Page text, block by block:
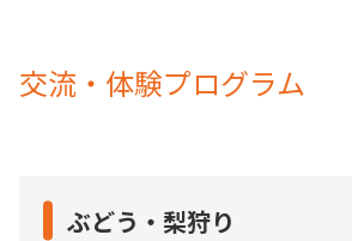
交流・体験プログラム
ぶどう・梨狩り